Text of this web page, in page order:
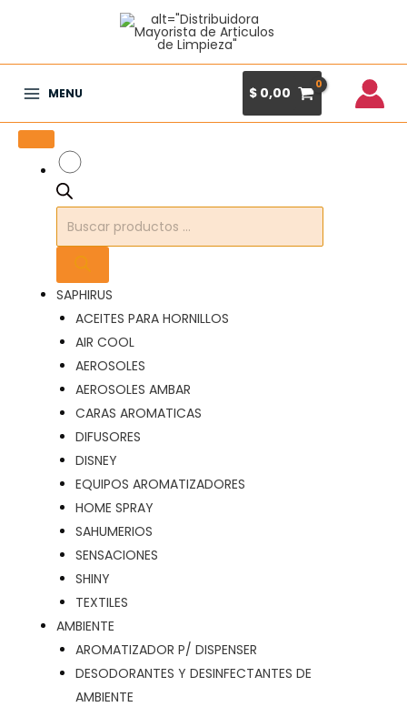
Menu
MENU $ 0,00
Búsqueda
de
SAPHIRUS
ACEITES PARA HORNILLOS
AIR COOL
AEROSOLES
AEROSOLES AMBAR
CARAS AROMATICAS
DIFUSORES
DISNEY
EQUIPOS AROMATIZADORES
HOME SPRAY
SAHUMERIOS
SENSACIONES
SHINY
TEXTILES
AMBIENTE
AROMATIZADOR P/ DISPENSER
DESODORANTES Y DESINFECTANTES DE
AMBIENTE